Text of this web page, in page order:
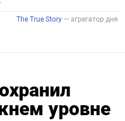
уровне